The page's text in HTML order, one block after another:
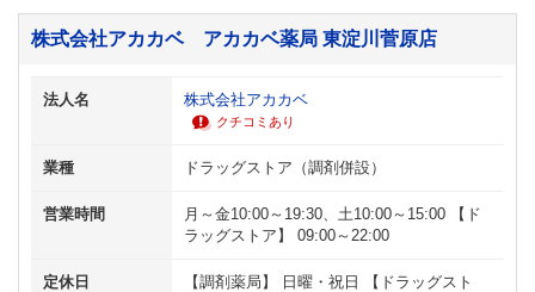
株式会社アカカベ アカカベ薬局 東淀川菅原店
法人名 株式会社アカカベ
クチコミあり
業種 ドラッグストア（調剤併設）
営業時間
月～金10:00～19:30、土10:00～15:00 【ド
ラッグストア】 09:00～22:00
定休日
【調剤薬局】 日曜・祝日 【ドラッグスト